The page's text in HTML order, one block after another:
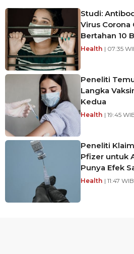
Studi:
Virus Corona
Bertahan 10
Health | 07:35
Peneliti
Langka
Kedua
Health | 19:45
Peneliti
Pfizer untuk
Punya Efek
Health | 11:47 WIB